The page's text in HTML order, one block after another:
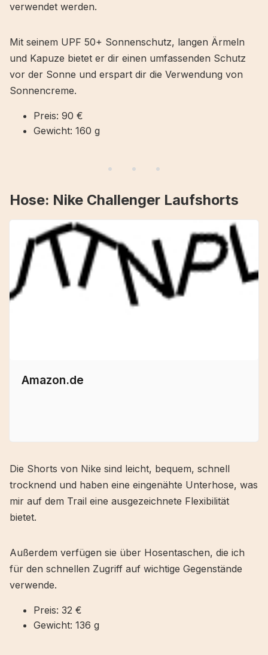
verwendet werden.
Mit seinem UPF 50+ Sonnenschutz, langen Ärmeln
und Kapuze bietet er dir einen umfassenden Schutz
vor der Sonne und erspart dir die Verwendung von
Sonnencreme.
Preis: 90 €
Gewicht: 160 g
Hose: Nike Challenger Laufshorts
Amazon.de
Die Shorts von Nike sind leicht, bequem, schnell
trocknend und haben eine eingenähte Unterhose, was
mir auf dem Trail eine ausgezeichnete Flexibilität
bietet.
Außerdem verfügen sie über Hosentaschen, die ich
für den schnellen Zugriff auf wichtige Gegenstände
verwende.
Preis: 32 €
Gewicht: 136 g